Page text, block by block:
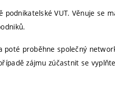
VUT. Věnuje se
proběhne společný
zájmu zúčastnit se vyplňte